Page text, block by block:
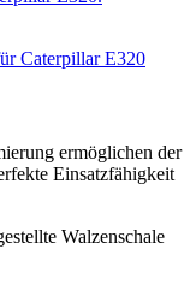
ermöglichen der
Einsatzfähigkeit
Walzenschale